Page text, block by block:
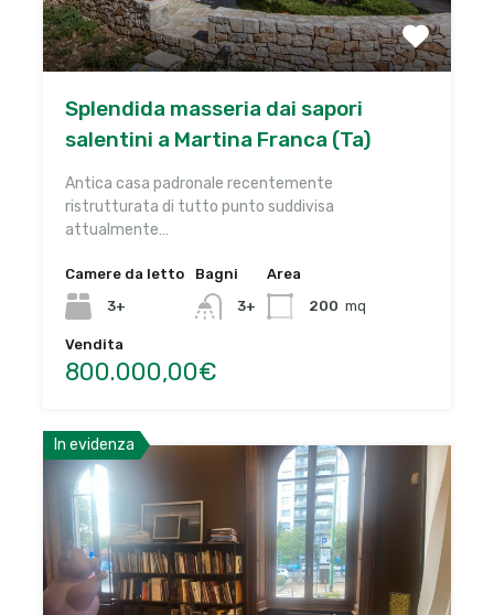
Splendida masseria dai sapori
salentini a Martina Franca (Ta)
Antica casa padronale recentemente
ristrutturata di tutto punto suddivisa
attualmente…
Camere da letto
3+
Bagni
3+
Area
200 mq
Vendita
800.000,00€
In evidenza